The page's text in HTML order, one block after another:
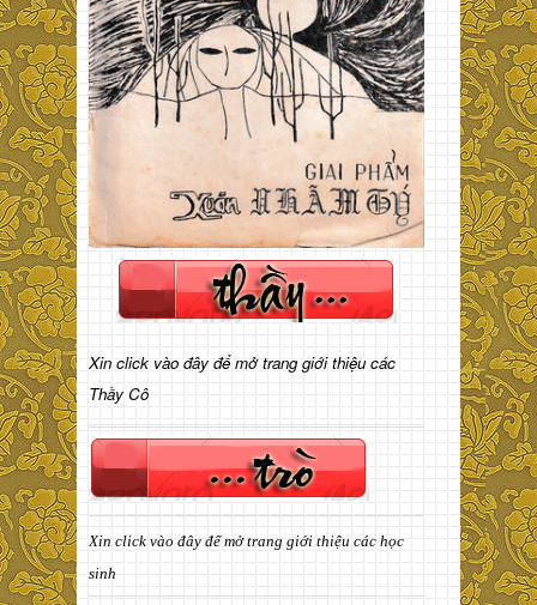
Xin click vào đây để mở trang giới thiệu các
Thầy Cô
Xin click vào đây để mở trang giới thiệu các học
sinh